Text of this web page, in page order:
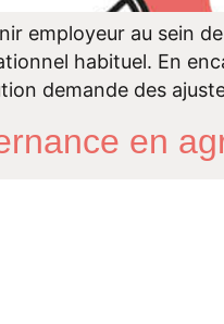
employeur au sein
habituel. En
demande des
en